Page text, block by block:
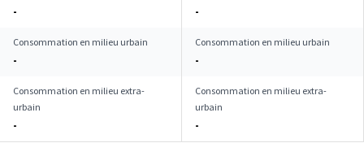
- -
Consommation en milieu urbain
-
Consommation en milieu urbain
-
Consommation en milieu extra-
urbain
-
Consommation en milieu extra-
urbain
-